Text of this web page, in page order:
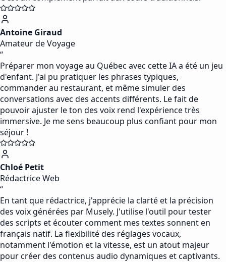
Antoine Giraud
Amateur de Voyage
“
Préparer mon voyage au Québec avec cette IA a été un jeu
d'enfant. J'ai pu pratiquer les phrases typiques,
commander au restaurant, et même simuler des
conversations avec des accents différents. Le fait de
pouvoir ajuster le ton des voix rend l'expérience très
immersive. Je me sens beaucoup plus confiant pour mon
séjour !
Chloé Petit
Rédactrice Web
“
En tant que rédactrice, j'apprécie la clarté et la précision
des voix générées par Musely. J'utilise l'outil pour tester
des scripts et écouter comment mes textes sonnent en
français natif. La flexibilité des réglages vocaux,
notamment l'émotion et la vitesse, est un atout majeur
pour créer des contenus audio dynamiques et captivants.